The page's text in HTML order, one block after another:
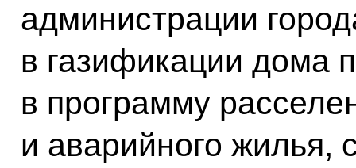
администрации
в газификации дома
в программу
и аварийного жилья,